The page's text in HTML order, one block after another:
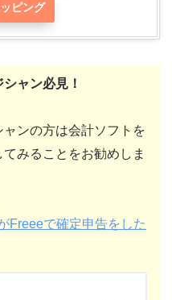
ピング
ャン必見！
ンの方は会計ソフトを
みることをお勧めしま
Freeeで確定申告をした